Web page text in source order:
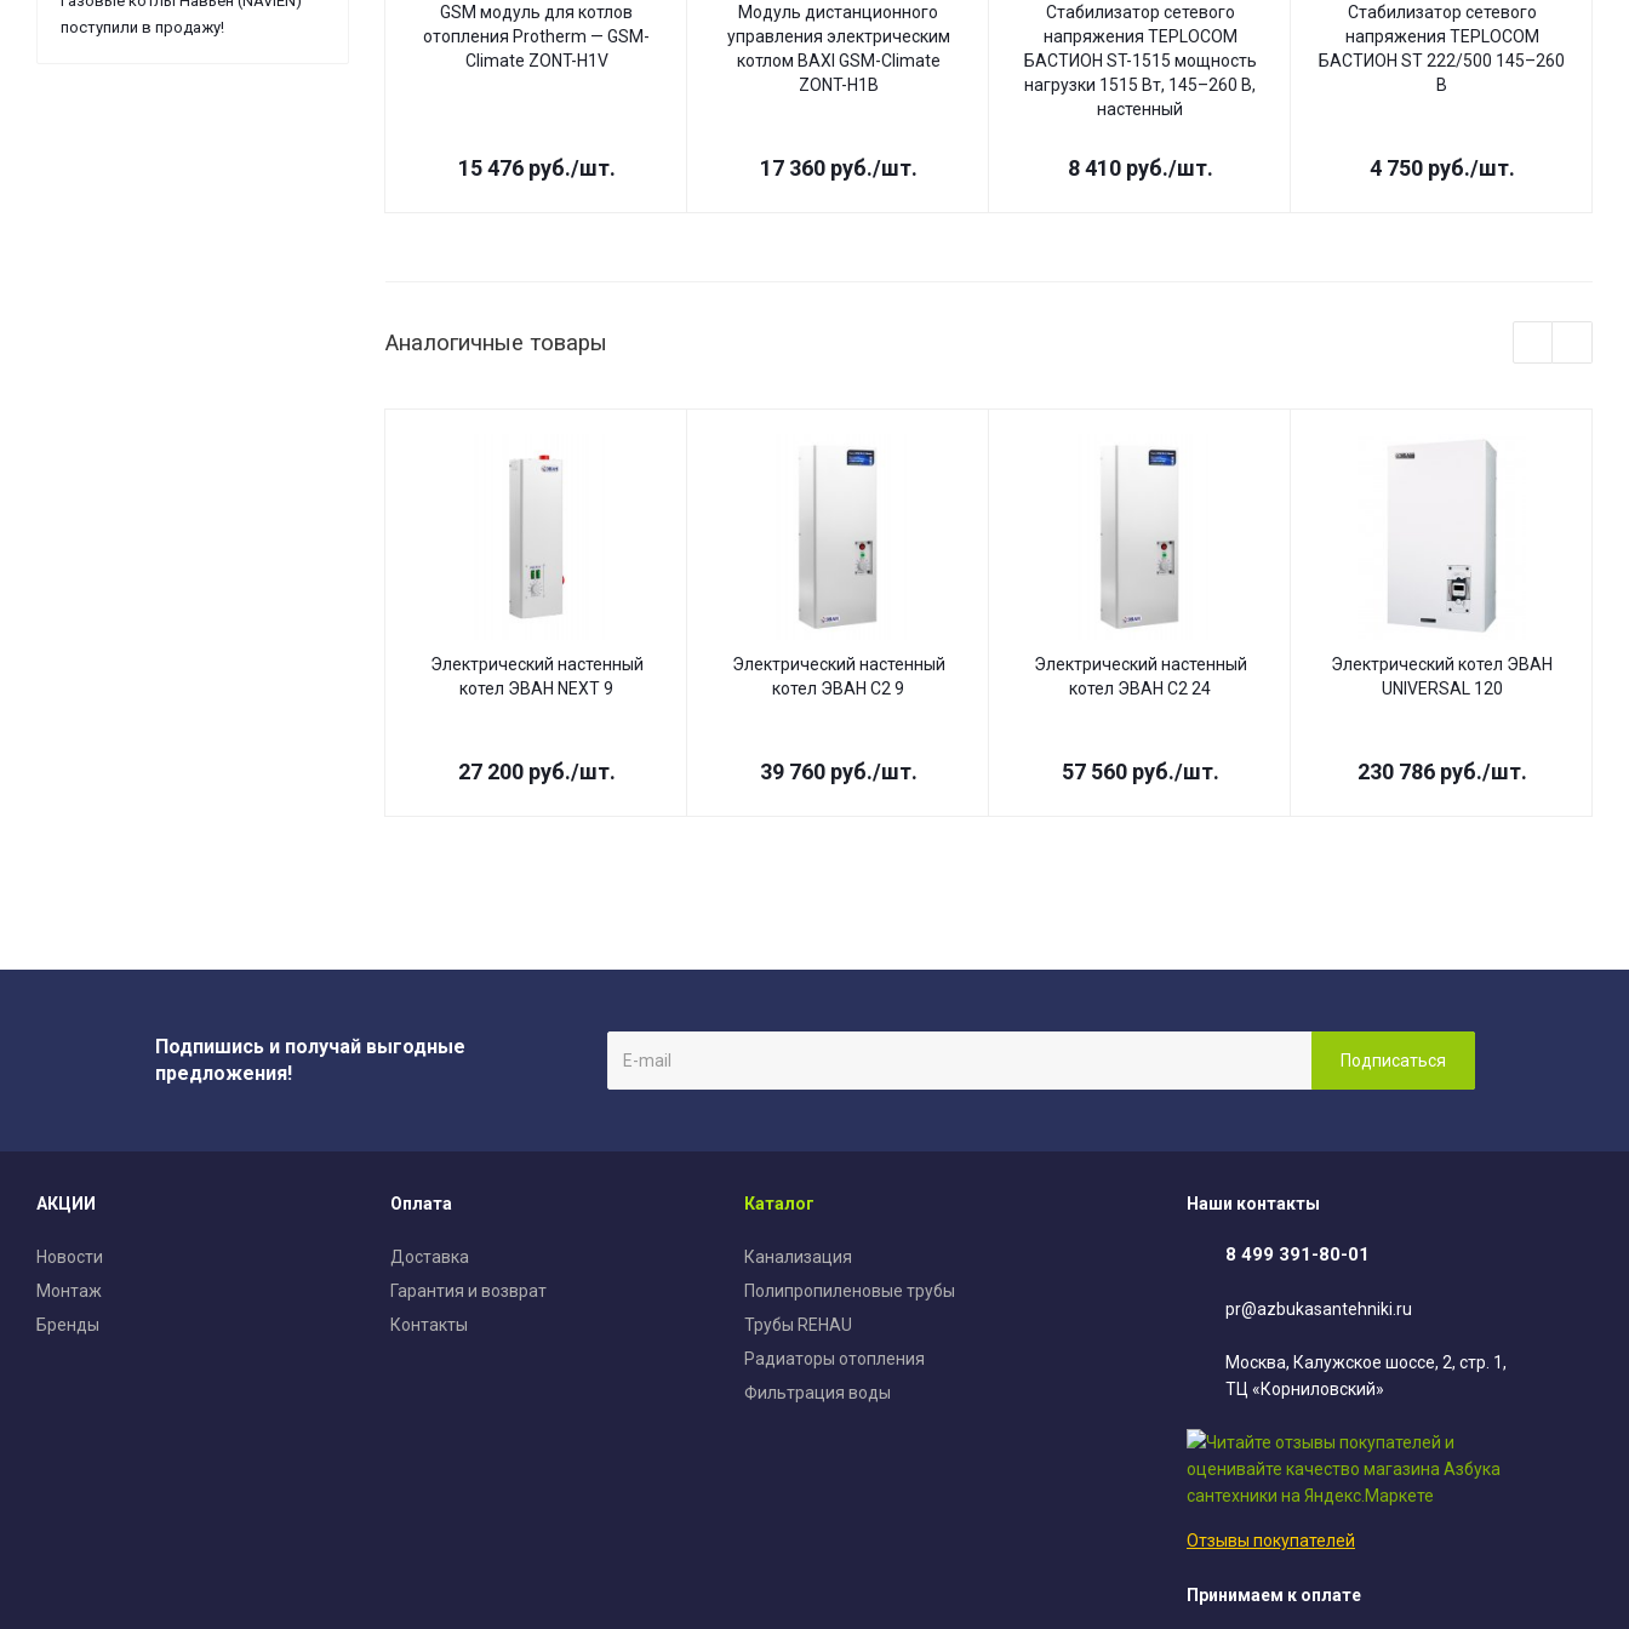
GSM модуль для котлов
отопления Protherm — GSM-
Climate ZONT-H1V
15 476руб./шт.
Модуль дистанционного
управления электрическим
котлом BAXI GSM-Climate
ZONT-H1B
17 360руб./шт.
Стабилизатор сетевого
напряжения TEPLOCOM
БАСТИОН ST-1515 мощность
нагрузки 1515 Вт, 145–260 В,
настенный
8 410руб./шт.
Стабилизатор сетевого
напряжения TEPLOCOM
БАСТИОН ST 222/500 145–260
В
4 750руб./шт.
Аналогичные товары
Электрический настенный
котел ЭВАН NEXT 9
27 200руб./шт.
Электрический настенный
котел ЭВАН С2 9
39 760руб./шт.
Электрический настенный
котел ЭВАН С2 24
57 560руб./шт.
Электрический котел ЭВАН
UNIVERSAL 120
230 786руб./шт.
поступили в продажу!
Подпишись и получай выгодные
предложения!
АКЦИИ
Новости
Монтаж
Бренды
Оплата
Доставка
Гарантия и возврат
Контакты
Каталог
Канализация
Полипропиленовые трубы
Трубы REHAU
Радиаторы отопления
Фильтрация воды
Наши контакты
8 499 391-80-01
pr@azbukasantehniki.ru
Москва, Калужское шоссе, 2, стр. 1,
ТЦ «Корниловский»
Отзывы покупателей
Принимаем к оплате